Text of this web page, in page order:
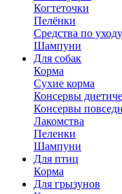
Когтеточки
Пелёнки
Средства по уходу
Шампуни
Для собак
Корма
Сухие корма
Консервы
Консервы
Лакомства
Пеленки
Шампуни
Для птиц
Корма
Для грызунов